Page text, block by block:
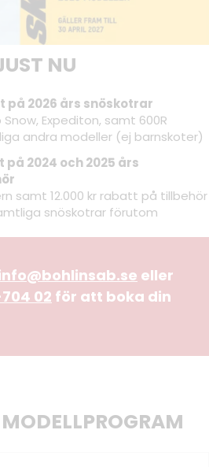
NU
på 2026 års snöskotrar
Expediton, samt 600R
andra modeller (ej barnskoter)
2024 och 2025 års
samt 12.000 kr rabatt på tillbehör
snöskotrar förutom
eller
02 för att boka din